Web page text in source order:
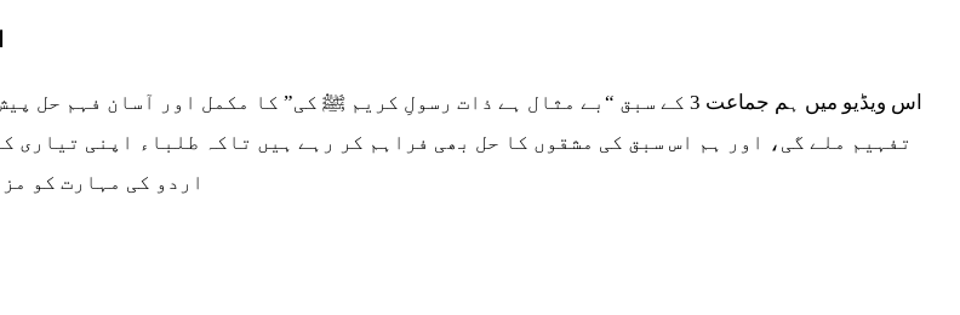
اس ویڈیو میں ہم جماعت 3 کے سبق “بے مثال ہے ذات رسولِ کریم ﷺ کی” کا مکمل اور
تفہیم ملے گی، اور ہم اس سبق کی مشقوں کا حل بھی فراہم کر رہے ہیں تاکہ طلباء اپنی
اردو کی مہارت کو